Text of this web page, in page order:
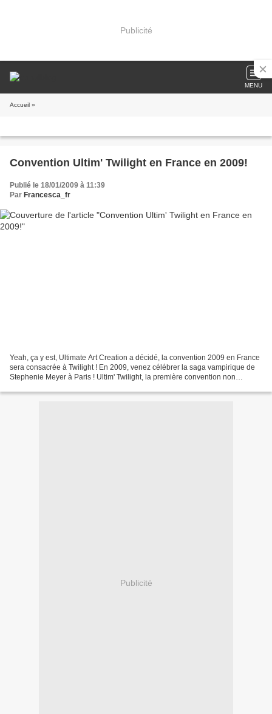
Publicité
MENU
Accueil »
Convention Ultim' Twilight en France en 2009!
Publié le 18/01/2009 à 11:39
Par Francesca_fr
Yeah, ça y est, Ultimate Art Creation a décidé, la convention 2009 en France
sera consacrée à Twilight ! En 2009, venez célébrer la saga vampirique de
Stephenie Meyer à Paris ! Ultim' Twilight, la première convention non
Publicité